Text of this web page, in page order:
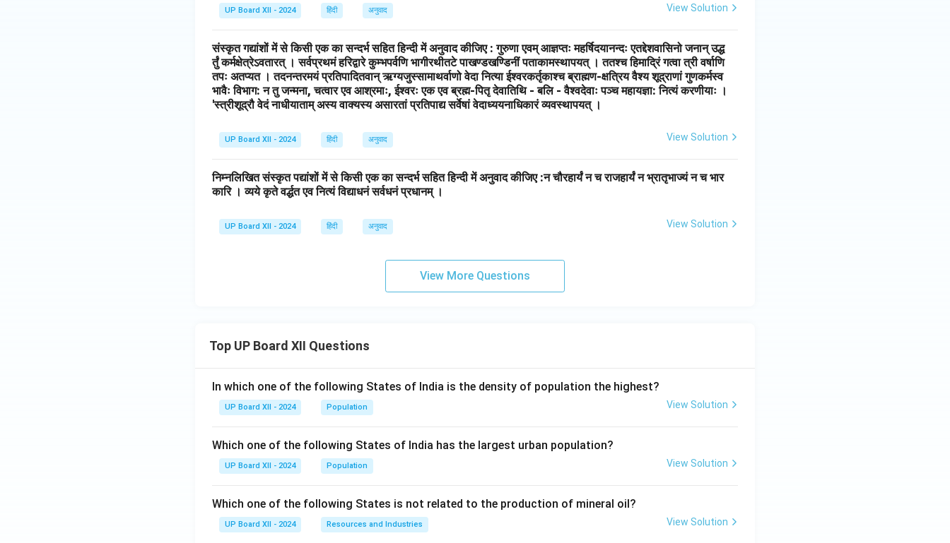
UP Board XII - 2024 हिंदी अनुवाद View Solution
संस्कृत गद्यांशों में से किसी एक का सन्दर्भ सहित हिन्दी में अनुवाद कीजिए : गुरुणा एवम् आज्ञप्तः महर्षिदयानन्दः एतद्देशवासिनो जनान् उद्ध
र्तुं कर्मक्षेत्रेऽवतारत् । सर्वप्रथमं हरिद्वारे कुम्भपर्वणि भागीरथीतटे पाखण्डखण्डिनीं पताकामस्थापयत् । ततश्च हिमाद्रिं गत्वा त्री वर्षाणि
तपः अतप्यत । तदनन्तरमयं प्रतिपादितवान् ऋग्यजुस्सामाथर्वाणो वेदा नित्या ईश्वरकर्तृकाश्च ब्राह्मण-क्षत्रिय वैश्य शूद्राणां गुणकर्मस्व
भावैः विभाग: न तु जन्मना, चत्वार एव आश्रमाः, ईश्वरः एक एव ब्रह्म-पितृ देवातिथि - बलि - वैश्वदेवाः पञ्च महायज्ञा: नित्यं करणीयाः ।
'स्त्रीशूद्रौ वेदं नाधीयाताम् अस्य वाक्यस्य असारतां प्रतिपाद्य सर्वेषां वेदाध्ययनाधिकारं व्यवस्थापयत् ।
UP Board XII - 2024 हिंदी अनुवाद View Solution
निम्नलिखित संस्कृत पद्यांशों में से किसी एक का सन्दर्भ सहित हिन्दी में अनुवाद कीजिए :न चौरहार्यं न च राजहार्यं न भ्रातृभाज्यं न च भार
कारि । व्यये कृते वर्द्धत एव नित्यं विद्याधनं सर्वधनं प्रधानम् ।
UP Board XII - 2024 हिंदी अनुवाद View Solution
View More Questions
Top UP Board XII Questions
In which one of the following States of India is the density of population the highest?
UP Board XII - 2024 Population View Solution
Which one of the following States of India has the largest urban population?
UP Board XII - 2024 Population View Solution
Which one of the following States is not related to the production of mineral oil?
UP Board XII - 2024 Resources and Industries View Solution